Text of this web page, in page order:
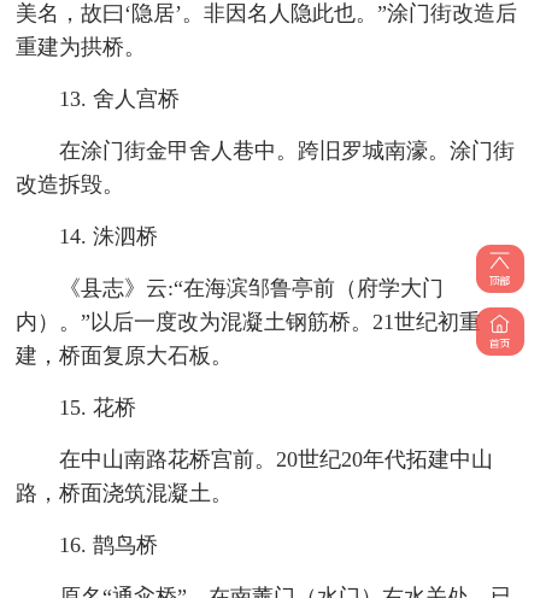
美名，故曰‘隐居’。非因名人隐此也。”涂门街改造后
重建为拱桥。
13. 舍人宫桥
在涂门街金甲舍人巷中。跨旧罗城南濠。涂门街
改造拆毁。
14. 洙泗桥
《县志》云:“在海滨邹鲁亭前（府学大门
内）。”以后一度改为混凝土钢筋桥。21世纪初重
建，桥面复原大石板。
15. 花桥
在中山南路花桥宫前。20世纪20年代拓建中山
路，桥面浇筑混凝土。
16. 鹊鸟桥